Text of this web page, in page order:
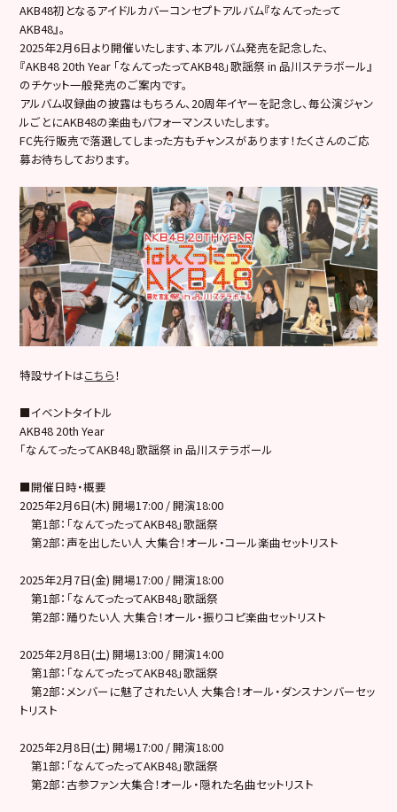
AKB48初となるアイドルカバーコンセプトアルバム『なんてったって
AKB48』。
2025年2月6日より開催いたします、本アルバム発売を記念した、
『AKB48 20th Year 「なんてったってAKB48」歌謡祭 in 品川ステラボール』
のチケット一般発売のご案内です。
アルバム収録曲の披露はもちろん、20周年イヤーを記念し、毎公演ジャン
ルごとにAKB48の楽曲もパフォーマンスいたします。
FC先行販売で落選してしまった方もチャンスがあります！たくさんのご応
募お待ちしております。
特設サイトはこちら！
■イベントタイトル
AKB48 20th Year
「なんてったってAKB48」歌謡祭 in 品川ステラボール
■開催日時・概要
2025年2月6日(木) 開場17:00 / 開演18:00
第1部：「なんてったってAKB48」歌謡祭
第2部：声を出したい人 大集合！オール・コール楽曲セットリスト
2025年2月7日(金) 開場17:00 / 開演18:00
第1部：「なんてったってAKB48」歌謡祭
第2部：踊りたい人 大集合！オール・振りコピ楽曲セットリスト
2025年2月8日(土) 開場13:00 / 開演14:00
第1部：「なんてったってAKB48」歌謡祭
第2部：メンバーに魅了されたい人 大集合！オール・ダンスナンバーセッ
トリスト
2025年2月8日(土) 開場17:00 / 開演18:00
第1部：「なんてったってAKB48」歌謡祭
第2部：古参ファン大集合！オール・隠れた名曲セットリスト